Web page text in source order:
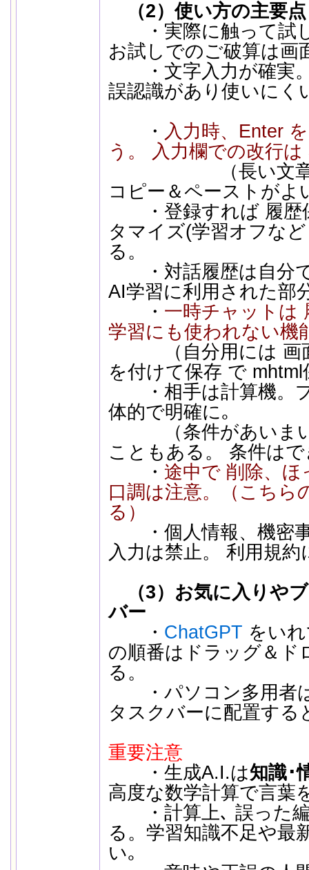
（2）使い方の主要点
・実際に触って試
お試しでのご破算は画
・文字入力が確実。
誤認識があり使いにく
・ 入力時、Enter
う。 入力欄での改行は
（長い文章は
コピー＆ペーストがよ
・登録すれば 履歴
タマイズ(学習オフな
る。
・対話履歴は自分
AI学習に利用された部
・ 一時チャットは
学習にも使われない機
（自分用には 画
を付けて保存 で
・相手は計算機。
体的で明確に｡
（条件があいまい
こともある。 条件は
・ 途中で 削除、
口調は注意。（こちら
る）
・個人情報、機密事
入力は禁止。 利用規
（3）お気に入りや
バー
・ ChatGPT をい
の順番はドラッグ＆ド
る。
・パソコン多用者
タスクバーに配置する
重要注意
・生成A.I.は知識･
高度な数学計算で言葉
・計算上､ 誤った編
る。学習知識不足や最
い｡